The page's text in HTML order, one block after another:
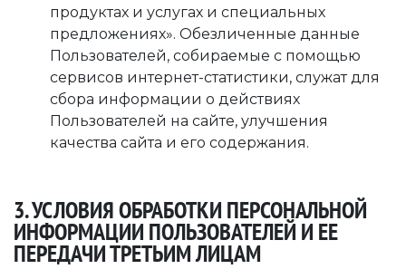
продуктах и услугах и специальных
предложениях». Обезличенные данные
Пользователей, собираемые с помощью
сервисов интернет-статистики, служат для
сбора информации о действиях
Пользователей на сайте, улучшения
качества сайта и его содержания.
3. УСЛОВИЯ ОБРАБОТКИ ПЕРСОНАЛЬНОЙ
ИНФОРМАЦИИ ПОЛЬЗОВАТЕЛЕЙ И ЕЕ
ПЕРЕДАЧИ ТРЕТЬИМ ЛИЦАМ